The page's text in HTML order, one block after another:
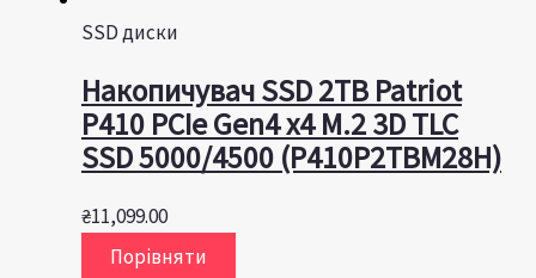
SSD диски
Накопичувач SSD 2TB Patriot
P410 PCIe Gen4 x4 M.2 3D TLC
SSD 5000/4500 (P410P2TBM28H)
₴11,099.00
Порівняти